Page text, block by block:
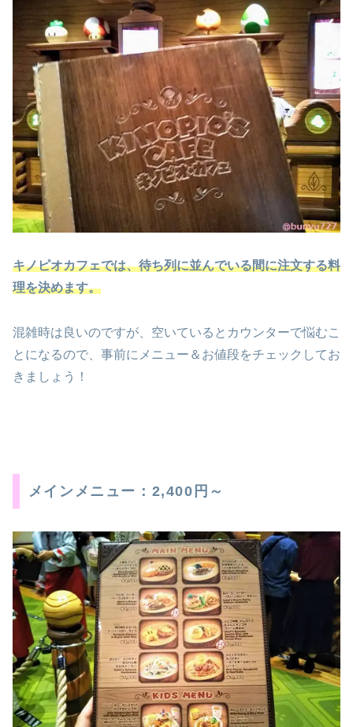
キノピオカフェでは、待ち列に並んでいる間に注文する料
理を決めます。
混雑時は良いのですが、空いているとカウンターで悩むこ
とになるので、事前にメニュー＆お値段をチェックしてお
きましょう！
メインメニュー：2,400円～